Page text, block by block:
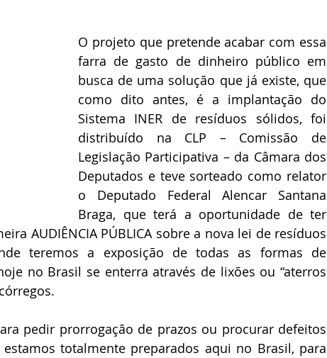
O projeto que pretende acabar com essa
farra de gasto de dinheiro público em
busca de uma solução que já existe, que
como dito antes, é a implantação do
Sistema INER de resíduos sólidos, foi
distribuído na CLP – Comissão de
Legislação Participativa – da Câmara dos
Deputados e teve sorteado como relator
o Deputado Federal Alencar Santana
Braga, que terá a oportunidade de ter
AUDIÊNCIA PÚBLICA sobre a nova lei de resíduos
teremos a exposição de todas as formas de
no Brasil se enterra através de lixões ou “aterros
pedir prorrogação de prazos ou procurar defeitos
totalmente preparados aqui no Brasil, para